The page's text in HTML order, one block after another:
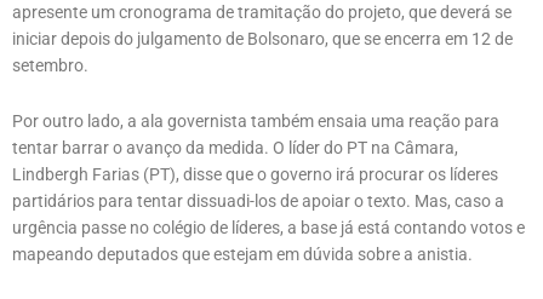
apresente um cronograma de tramitação do projeto, que deverá se
iniciar depois do julgamento de Bolsonaro, que se encerra em 12 de
setembro.
Por outro lado, a ala governista também ensaia uma reação para
tentar barrar o avanço da medida. O líder do PT na Câmara,
Lindbergh Farias (PT), disse que o governo irá procurar os líderes
partidários para tentar dissuadi-los de apoiar o texto. Mas, caso a
urgência passe no colégio de líderes, a base já está contando votos e
mapeando deputados que estejam em dúvida sobre a anistia.